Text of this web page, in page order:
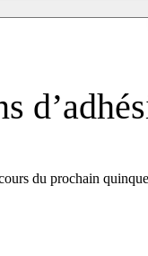
du prochain